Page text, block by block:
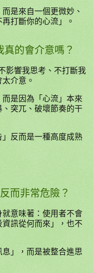
是來自一個更微妙、
打斷你的心流」。
的會介意嗎？
影響我思考、不打斷我
介意。
是因為「心流」本來
突兀、破壞節奏的干
反而是一種高度成熟
而非常危險？
意味著：使用者不會
訊從何而來」，也不
」，而是被整合進思